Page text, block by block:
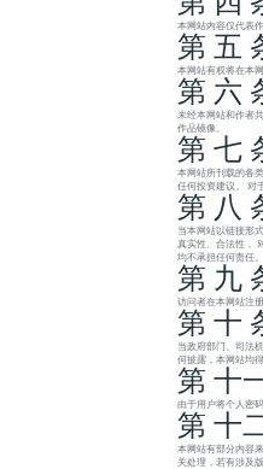
本网站内容仅代表
第 五
本网站有权将在本
第 六
未经本网站和作者
作品镜像。
第 七
本网站所刊载的各
任何投资建议。 对
第 八
当本网站以链接形
真实性、合法性，
均不承担任何责任。
第 九
访问者在本网站注
第 十
当政府部门、司法
何披露，本网站均得
第 十
由于用户将个人密
第 十
本网站有部分内容
关处理，若有涉及